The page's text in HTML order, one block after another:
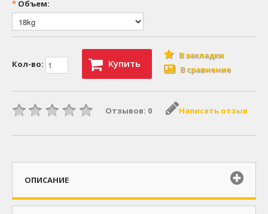
* Объем:
Кол-во: Купить
В закладки
В сравнение
Отзывов: 0 Написать отзыв
ОПИСАНИЕ